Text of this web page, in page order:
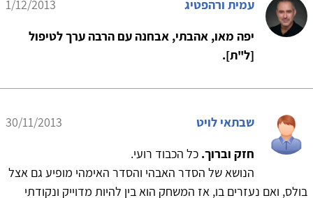
עמית ורהפטיג
1/12/2013
יפה מאו, אהבתי, אבחנה עם הרבה ערך לטיפול
[ל"ת].
שבתאי לויט
30/11/2013
חזק וברוך. כל הכבוד רועי.
הנושא של הסדר האבהי והסדר האימהי מופיע גם אצל
בולס, ואם נעזרים בו, אז המשחק הוא בין להיות מדוייק ונקודתי